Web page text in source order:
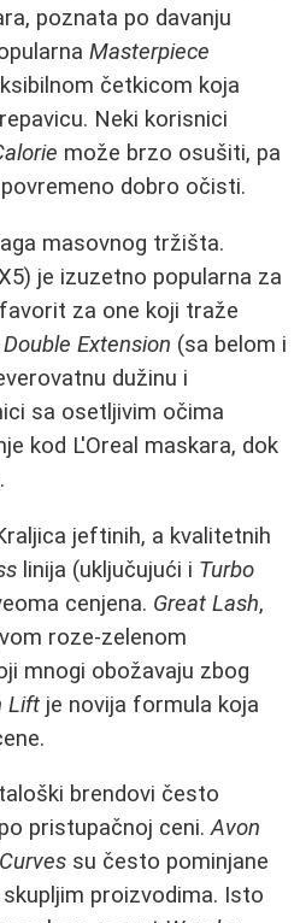
poznata po davanju
Masterpiece
četkicom koja
Neki korisnici
može brzo osušiti, pa
dobro očisti.
masovnog tržišta.
je izuzetno popularna za
za one koji traže
Double Extension (sa belom i
dužinu i
sa osetljivim očima
kod L'Oreal maskara, dok
jeftinih, a kvalitetnih
linija (uključujući i Turbo
cenjena. Great Lash,
roze-zelenom
mnogi obožavaju zbog
Lift je novija formula koja
brendovi često
pristupačnoj ceni.Avon
su često pominjane
proizvodima. Isto